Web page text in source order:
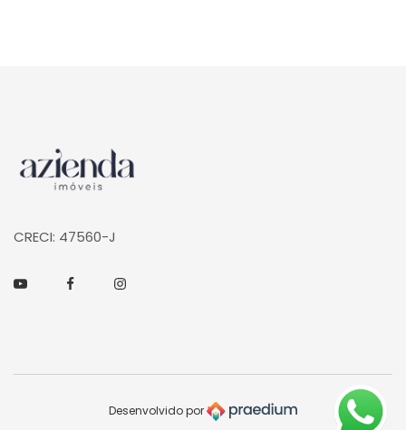
Página inicial
CRECI: 47560-J
YoutubeFacebookInstagram
Desenvolvido por